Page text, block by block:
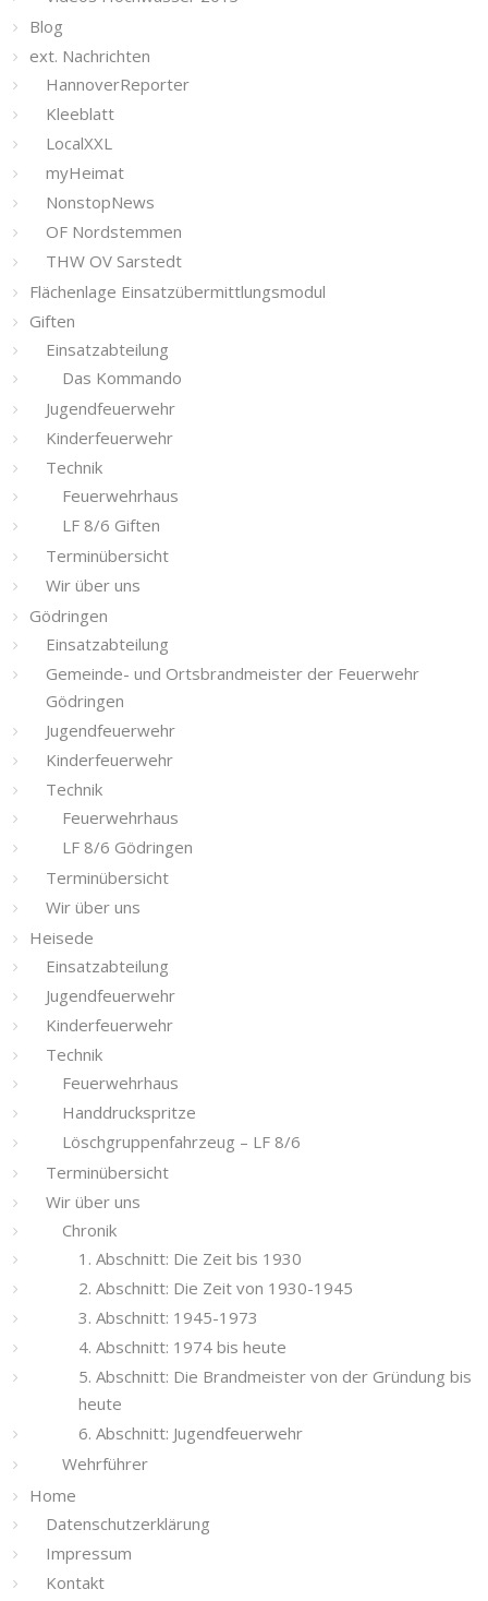
Blog
ext. Nachrichten
HannoverReporter
Kleeblatt
LocalXXL
myHeimat
NonstopNews
OF Nordstemmen
THW OV Sarstedt
Flächenlage Einsatzübermittlungsmodul
Giften
Einsatzabteilung
Das Kommando
Jugendfeuerwehr
Kinderfeuerwehr
Technik
Feuerwehrhaus
LF 8/6 Giften
Terminübersicht
Wir über uns
Gödringen
Einsatzabteilung
Gemeinde- und Ortsbrandmeister der Feuerwehr
Gödringen
Jugendfeuerwehr
Kinderfeuerwehr
Technik
Feuerwehrhaus
LF 8/6 Gödringen
Terminübersicht
Wir über uns
Heisede
Einsatzabteilung
Jugendfeuerwehr
Kinderfeuerwehr
Technik
Feuerwehrhaus
Handdruckspritze
Löschgruppenfahrzeug – LF 8/6
Terminübersicht
Wir über uns
Chronik
1. Abschnitt: Die Zeit bis 1930
2. Abschnitt: Die Zeit von 1930-1945
3. Abschnitt: 1945-1973
4. Abschnitt: 1974 bis heute
5. Abschnitt: Die Brandmeister von der Gründung bis
heute
6. Abschnitt: Jugendfeuerwehr
Wehrführer
Home
Datenschutzerklärung
Impressum
Kontakt